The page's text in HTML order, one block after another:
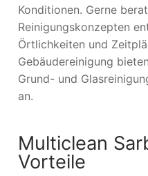
Konditionen. Gerne
Reinigungskonzepten
Örtlichkeiten und
Gebäudereinigung
Grund- und
an.
Multiclean
Vorteile